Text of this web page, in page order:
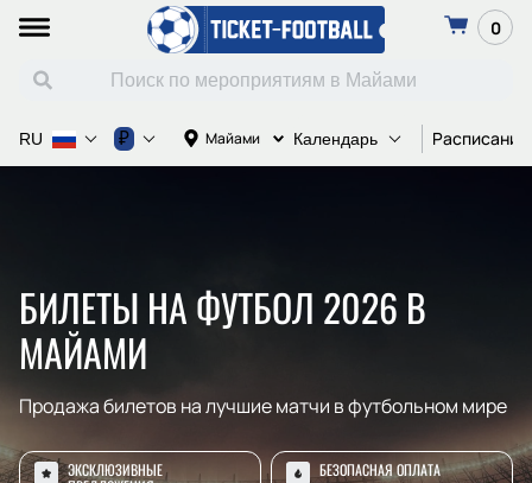
0
Майами Календарь
RU ₽
БИЛЕТЫ НА ФУТБОЛ 2026 В
МАЙАМИ
Продажа билетов на лучшие матчи в футбольном мире
ЭКСКЛЮЗИВНЫЕ
БЕЗОПАСНАЯ ОПЛАТА